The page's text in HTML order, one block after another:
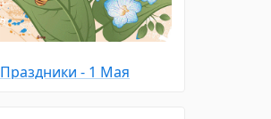
Праздники - 1 Мая